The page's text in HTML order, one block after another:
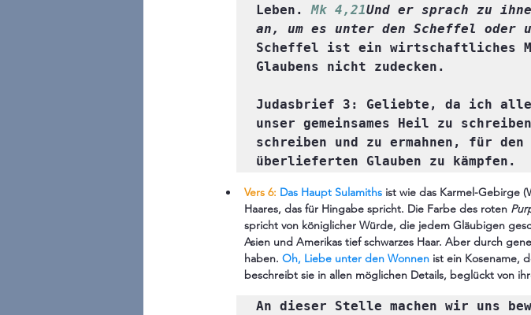
Leben. Mk 4,21Und er sprach zu
an, um es unter den Scheffel oder
Scheffel ist ein wirtschaftliches
Glaubens nicht zudecken.
Judasbrief 3: Geliebte, da ich
unser gemeinsames Heil zu
schreiben und zu ermahnen, für
überlieferten Glauben zu kämpfen.
Vers 6: Das Haupt Sulamiths ist wie das Karmel-Gebirge
Haares, das für Hingabe spricht. Die Farbe des roten
spricht von königlicher Würde, die jedem Gläubigen
Asien und Amerikas tief schwarzes Haar. Aber durch
haben. Oh, Liebe unter den Wonnen ist ein Kosename,
beschreibt sie in allen möglichen Details, beglückt von
An dieser Stelle machen wir uns